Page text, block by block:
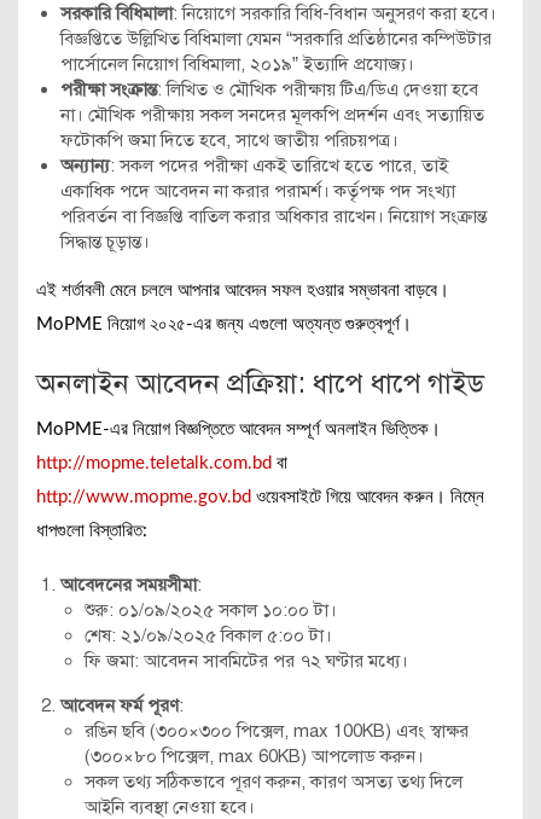
সরকারি বিধিমালা: নিয়োগে সরকারি বিধি-বিধান অনুসরণ করা হবে।
বিজ্ঞপ্তিতে উল্লিখিত বিধিমালা যেমন “সরকারি প্রতিষ্ঠানের কম্পিউটার
পার্সোনেল নিয়োগ বিধিমালা, ২০১৯” ইত্যাদি প্রযোজ্য।
পরীক্ষা সংক্রান্ত: লিখিত ও মৌখিক পরীক্ষায় টিএ/ডিএ দেওয়া হবে
না। মৌখিক পরীক্ষায় সকল সনদের মূলকপি প্রদর্শন এবং সত্যায়িত
ফটোকপি জমা দিতে হবে, সাথে জাতীয় পরিচয়পত্র।
অন্যান্য: সকল পদের পরীক্ষা একই তারিখে হতে পারে, তাই
একাধিক পদে আবেদন না করার পরামর্শ। কর্তৃপক্ষ পদ সংখ্যা
পরিবর্তন বা বিজ্ঞপ্তি বাতিল করার অধিকার রাখেন। নিয়োগ সংক্রান্ত
সিদ্ধান্ত চূড়ান্ত।
এই শর্তাবলী মেনে চললে আপনার আবেদন সফল হওয়ার সম্ভাবনা বাড়বে।
MoPME নিয়োগ ২০২৫-এর জন্য এগুলো অত্যন্ত গুরুত্বপূর্ণ।
অনলাইন আবেদন প্রক্রিয়া: ধাপে ধাপে গাইড
MoPME-এর নিয়োগ বিজ্ঞপ্তিতে আবেদন সম্পূর্ণ অনলাইন ভিত্তিক।
http://mopme.teletalk.com.bd বা
http://www.mopme.gov.bd ওয়েবসাইটে গিয়ে আবেদন করুন। নিম্নে
ধাপগুলো বিস্তারিত:
আবেদনের সময়সীমা:
শুরু: ০১/০৯/২০২৫ সকাল ১০:০০ টা।
শেষ: ২১/০৯/২০২৫ বিকাল ৫:০০ টা।
ফি জমা: আবেদন সাবমিটের পর ৭২ ঘণ্টার মধ্যে।
আবেদন ফর্ম পূরণ:
রঙিন ছবি (৩০০×৩০০ পিক্সেল, max 100KB) এবং স্বাক্ষর
(৩০০×৮০ পিক্সেল, max 60KB) আপলোড করুন।
সকল তথ্য সঠিকভাবে পূরণ করুন, কারণ অসত্য তথ্য দিলে
আইনি ব্যবস্থা নেওয়া হবে।